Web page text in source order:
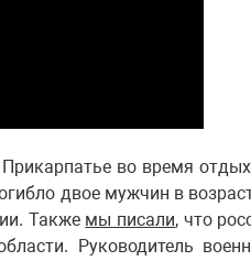
во время
двое мужчин в
Также мы писали, что
Руководитель